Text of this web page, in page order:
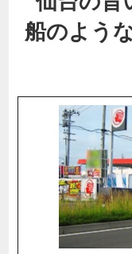
船のよう